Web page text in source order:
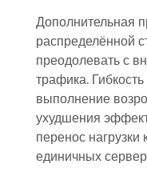
Дополнительная
распределённой
преодолевать с
трафика.
выполнение
ухудшения
перенос нагрузки
единичных